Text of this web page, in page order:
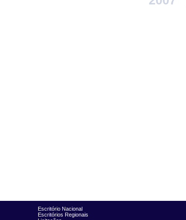
Escritório Nacional
Escritórios Regionais